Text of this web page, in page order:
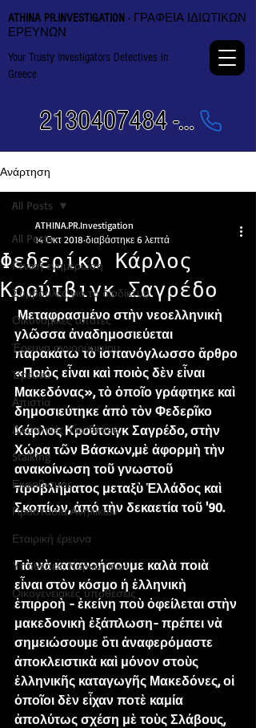
ATHINA PR.INVESTIGATION - ΓΡΑΦΕΙΑ ΙΔΙΩΤΙΚΩΝ
ΕΡΕΥΝΩΝ
Your Trusty Investigators Detectives in
Greece
2130407484 - 6984337249
Ανάρτηση
All Posts
Γενική ενημέρωση
Συμβουλές για το διαδίκτυο
Οικονομικές απάτες
Έρευνα αγνοούμενου
Έρευνα
Απιστία
Δικαστικές Υποθέσεις
Stalking
Εκφοβισμός
Προστασία Ανηλίκων
Εταιρική έρευνα
Υποθέσεις Ναρκωτικών
Οικογενειακές υποθέσεις
All Posts
Φεδερίκο Κάρλος
Κρούτβιγκ Σαγρέδο
ATHINA.PR.Investigation
14 Οκτ 2018 διαβάστηκε 6 λεπτά
Μεταφρασμένο στὴν νεοελληνικὴ
γλῶσσα ἀναδημοσιεύεται
παρακάτω τὸ ἰσπανόγλωσσο ἄρθρο
«Ποιὸς εἶναι καὶ ποιὸς δὲν εἶναι
Μακεδόνας», τὸ ὁποῖο γράφτηκε καὶ
δημοσιεύτηκε ἀπὸ τὸν Φεδερῖκο
Κάρλος Κρούτοιγκ Σαγρέδο, στὴν
Χώρα τῶν Βάσκων,μὲ ἀφορμὴ τὴν
ανακοίνωση τοῦ γνωστοῦ
προβλήματος μεταξὺ Ἑλλάδος καὶ
Σκοπίων, ἀπό τὴν δεκαετία τοῦ '90.
Γιὰ νὰ κατανοήσουμε καλὰ ποιὰ
εἶναι στὸν κόσμο ἡ ἑλληνικὴ
ἐπιρροὴ - ἐκείνη ποὺ ὀφείλεται στὴν
μακεδονικὴ ἐξάπλωση- πρέπει νὰ
σημειώσουμε ὅτι ἀναφερόμαστε
ἀποκλειστικὰ καὶ μόνον στοὺς
ἑλληνικῆς καταγωγῆς Μακεδόνες, οἱ
ὁποῖοι δὲν εἶχαν ποτὲ καμία
ἀπολύτως σχέση μὲ τοὺς Σλάβους,